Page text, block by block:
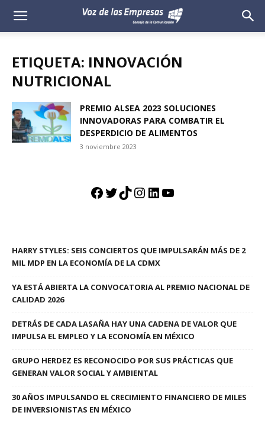
Voz
Empresas
ETIQUETA: INNOVACIÓN
NUTRICIONAL
PREMIO ALSEA 2023 SOLUCIONES
INNOVADORAS PARA COMBATIR EL
DESPERDICIO DE ALIMENTOS
3 noviembre 2023
Facebook
Twitter
TikTok
Instagram
LinkedIn
YouTube
HARRY STYLES: SEIS CONCIERTOS QUE IMPULSARÁN MÁS DE 2
MIL MDP EN LA ECONOMÍA DE LA CDMX
YA ESTÁ ABIERTA LA CONVOCATORIA AL PREMIO NACIONAL DE
CALIDAD 2026
DETRÁS DE CADA LASAÑA HAY UNA CADENA DE VALOR QUE
IMPULSA EL EMPLEO Y LA ECONOMÍA EN MÉXICO
GRUPO HERDEZ ES RECONOCIDO POR SUS PRÁCTICAS QUE
GENERAN VALOR SOCIAL Y AMBIENTAL
30 AÑOS IMPULSANDO EL CRECIMIENTO FINANCIERO DE MILES
DE INVERSIONISTAS EN MÉXICO